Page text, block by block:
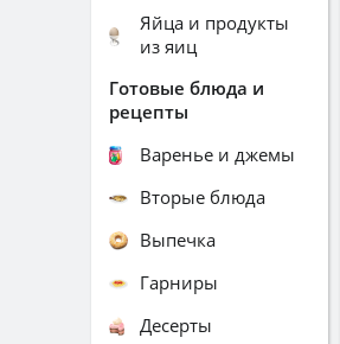
Яйца и продукты
из яиц
Готовые блюда и
рецепты
Варенье и джемы
Вторые блюда
Выпечка
Гарниры
Десерты